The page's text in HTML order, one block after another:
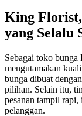
King Florist,
yang Selalu
Sebagai toko
mengutamakan
bunga dibuat
pilihan. Selain itu,
pesanan tampil rapi,
pelanggan.